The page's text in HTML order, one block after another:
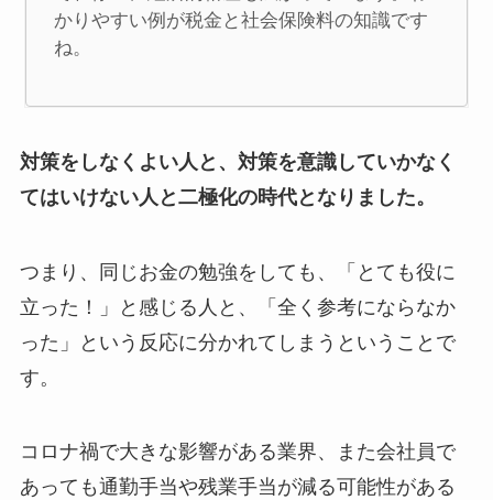
かりやすい例が税金と社会保険料の知識です
ね。
対策をしなくよい人と、対策を意識していかなく
てはいけない人と二極化の時代となりました。
つまり、同じお金の勉強をしても、「とても役に
立った！」と感じる人と、「全く参考にならなか
った」という反応に分かれてしまうということで
す。
コロナ禍で大きな影響がある業界、また会社員で
あっても通勤手当や残業手当が減る可能性がある